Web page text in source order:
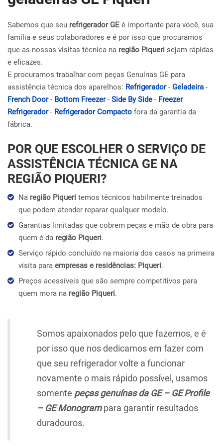
Sabemos que seu refrigerador GE é importante para você, sua
família e seus colaboradores e é por isso que procuramos
que as nossas visitas técnica na região Piqueri sejam rápidas
e eficazes.
E procuramos trabalhar com peças Genuínas GE para
assistência técnica dos aparelhos: Refrigerador- Geladeira -
French Door- Bottom Freezer- Side By Side - Freezer
Refrigerador- Refrigerador Compacto fora da garantia da
fábrica.
POR QUE ESCOLHER O SERVIÇO DE
ASSISTÊNCIA TÉCNICA GE NA
REGIÃO PIQUERI?
Na região Piqueri temos técnicos habilmente treinados
que podem atender reparar qualquer modelo.
Garantias limitadas que cobrem peças e mão de obra para
quem é da região Piqueri.
Serviço rápido concluído na maioria dos casos na primeira
visita para empresas e residências: Piqueri.
Preços acessíveis que são sempre competitivos para
quem mora na região Piqueri.
Somos apaixonados pelo que fazemos, e é
por isso que nos dedicamos em fazer com
que seu refrigerador volte a funcionar
novamente o mais rápido possível, usamos
somente peças genuínas da GE – GE Profile
– GE Monogrampara garantir resultados
duradouros.